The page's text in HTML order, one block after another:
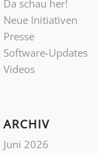
Da schau her!
Neue Initiativen
Presse
Software-Updates
Videos
ARCHIV
Juni 2026